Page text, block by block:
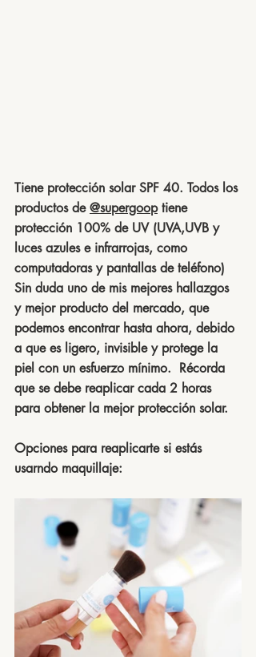
Tiene protección solar SPF 40. Todos los
productos de @supergoop tiene
protección 100% de UV (UVA,UVB y
luces azules e infrarrojas, como
computadoras y pantallas de teléfono)
Sin duda uno de mis mejores hallazgos
y mejor producto del mercado, que
podemos encontrar hasta ahora, debido
a que es ligero, invisible y protege la
piel con un esfuerzo mínimo.  Récorda
que se debe reaplicar cada 2 horas
para obtener la mejor protección solar.
Opciones para reaplicarte si estás
usarndo maquillaje: